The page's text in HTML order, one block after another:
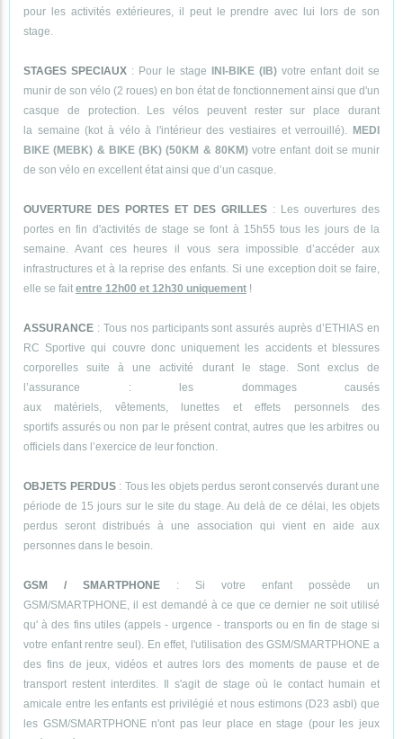
pour les activités extérieures, il peut le prendre avec lui lors de son
stage.
STAGES SPECIAUX : Pour le stage INI-BIKE (IB) votre enfant doit se
munir de son vélo (2 roues) en bon état de fonctionnement ainsi que d'un
casque de protection. Les vélos peuvent rester sur place durant
la semaine (kot à vélo à l'intérieur des vestiaires et verrouillé). MEDI
BIKE (MEBK) & BIKE (BK) (50KM & 80KM) votre enfant doit se munir
de son vélo en excellent état ainsi que d’un casque.
OUVERTURE DES PORTES ET DES GRILLES : Les ouvertures des
portes en fin d'activités de stage se font à 15h55 tous les jours de la
semaine. Avant ces heures il vous sera impossible d’accéder aux
infrastructures et à la reprise des enfants. Si une exception doit se faire,
elle se fait entre 12h00 et 12h30 uniquement !
ASSURANCE : Tous nos participants sont assurés auprès d’ETHIAS en
RC Sportive qui couvre donc uniquement les accidents et blessures
corporelles suite à une activité durant le stage. Sont exclus de
l’assurance : les dommages causés
aux matériels, vêtements, lunettes et effets personnels des
sportifs assurés ou non par le présent contrat, autres que les arbitres ou
officiels dans l’exercice de leur fonction.
OBJETS PERDUS: Tous les objets perdus seront conservés durant une
période de 15 jours sur le site du stage. Au delà de ce délai, les objets
perdus seront distribués à une association qui vient en aide aux
personnes dans le besoin.
GSM / SMARTPHONE : Si votre enfant possède un
GSM/SMARTPHONE, il est demandé à ce que ce dernier ne soit utilisé
qu' à des fins utiles (appels - urgence - transports ou en fin de stage si
votre enfant rentre seul). En effet, l'utilisation des GSM/SMARTPHONE a
des fins de jeux, vidéos et autres lors des moments de pause et de
transport restent interdites. Il s'agit de stage où le contact humain et
amicale entre les enfants est privilégié et nous estimons (D23 asbl) que
les GSM/SMARTPHONE n'ont pas leur place en stage (pour les jeux